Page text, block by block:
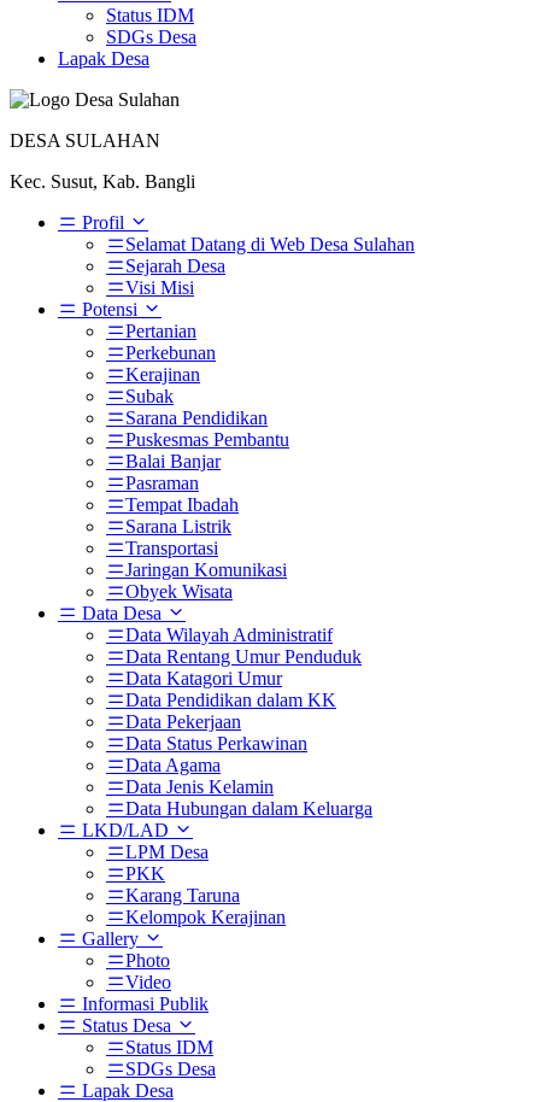
Status IDM
SDGs Desa
Lapak Desa
DESA SULAHAN
Kec. Susut, Kab. Bangli
Profil
Selamat Datang di Web Desa Sulahan
Sejarah Desa
Visi Misi
Potensi
Pertanian
Perkebunan
Kerajinan
Subak
Sarana Pendidikan
Puskesmas Pembantu
Balai Banjar
Pasraman
Tempat Ibadah
Sarana Listrik
Transportasi
Jaringan Komunikasi
Obyek Wisata
Data Desa
Data Wilayah Administratif
Data Rentang Umur Penduduk
Data Katagori Umur
Data Pendidikan dalam KK
Data Pekerjaan
Data Status Perkawinan
Data Agama
Data Jenis Kelamin
Data Hubungan dalam Keluarga
LKD/LAD
LPM Desa
PKK
Karang Taruna
Kelompok Kerajinan
Gallery
Photo
Video
Informasi Publik
Status Desa
Status IDM
SDGs Desa
Lapak Desa